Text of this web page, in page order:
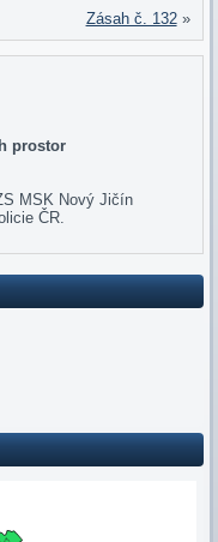
Zásah č. 132»
prostor
MSK Nový Jičín
ČR.